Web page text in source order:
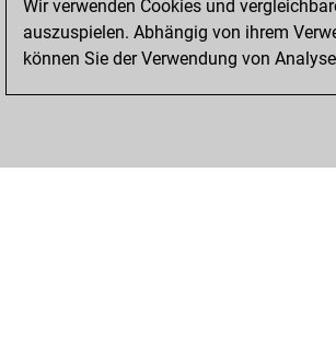
Wir verwenden Cookies und
auszuspielen. Abhängig von ihrem
können Sie der Verwendung von